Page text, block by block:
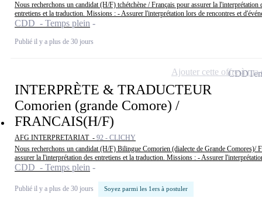
Nous recherchons un candidat (H/F) tchétchène / Français pour assurer la l'interprétation
entretiens et la traduction. Missions : - Assurer l'interprétation lors de rencontres et
CDD - Temps plein
Publié il y a plus de 30 jours
INTERPRÈTE & TRADUCTEUR
Comorien (grande Comore) /
FRANCAIS(H/F)
AFG INTERPRETARIAT - 92 - CLICHY
Nous recherchons un candidat (H/F) Bilingue Comorien (dialecte de Grande Comores)/
assurer la l'interprétation des entretiens et la traduction. Missions : - Assurer
CDD - Temps plein
Publié il y a plus de 30 jours Soyez parmi les 1ers à postuler
CDD
Ajouter cette offre à ma